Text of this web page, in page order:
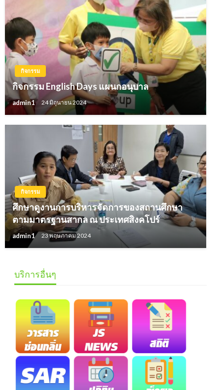
กิจกรรม
กิจกรรม English Days แผนกอนุบาล
admin1 24 มิถุนายน 2024
กิจกรรม
ศึกษาดูงานการบริหารจัดการของสถานศึกษา
ตามมาตรฐานสากล ณ ประเทศสิงคโปร์
admin1 23 พฤษภาคม 2024
บริการอื่นๆ